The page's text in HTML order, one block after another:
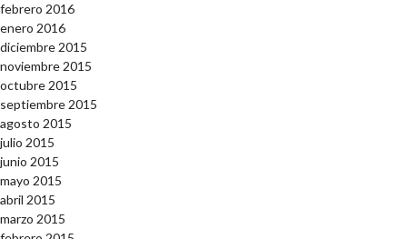
febrero 2016
enero 2016
diciembre 2015
noviembre 2015
octubre 2015
septiembre 2015
agosto 2015
julio 2015
junio 2015
mayo 2015
abril 2015
marzo 2015